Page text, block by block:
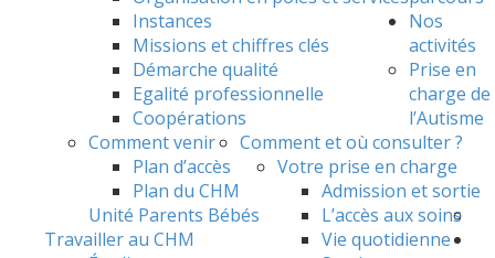
Instances
Missions et chiffres clés
Démarche qualité
Egalité professionnelle
Coopérations
Comment venir
Plan d’accès
Plan du CHM
Comment et où consulter ?
Votre prise en charge
Admission et sortie
L’accès aux soins
Vie quotidienne
Nos
activités
Prise en
charge de
l’Autisme
Unité Parents Bébés
Travailler au CHM